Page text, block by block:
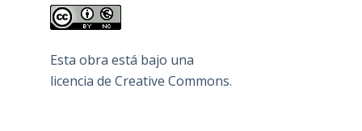
Esta obra está bajo una
licencia de Creative Commons.